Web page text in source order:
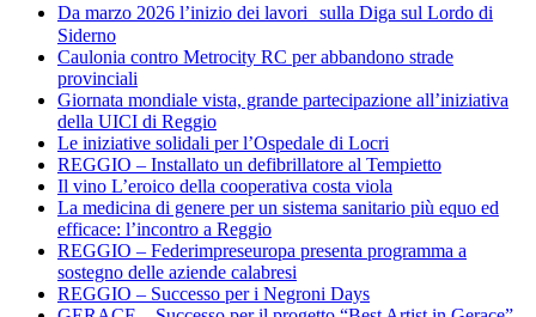
Da marzo 2026 l’inizio dei lavori sulla Diga sul Lordo di
Siderno
Caulonia contro Metrocity RC per abbandono strade
provinciali
Giornata mondiale vista, grande partecipazione all’iniziativa
della UICI di Reggio
Le iniziative solidali per l’Ospedale di Locri
REGGIO – Installato un defibrillatore al Tempietto
Il vino L’eroico della cooperativa costa viola
La medicina di genere per un sistema sanitario più equo ed
efficace: l’incontro a Reggio
REGGIO – Federimpreseuropa presenta programma a
sostegno delle aziende calabresi
REGGIO – Successo per i Negroni Days